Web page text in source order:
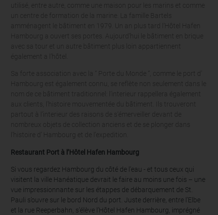
utilisé, entre autre, comme une maison pour les marins et comme
un centre de formation de la marine. La famille Bartels
amménagent le bâtiment en 1979. Un an plus tard l’Hôtel Hafen
Hambourg a ouvert ses portes. Aujourd’hui le bâtiment en brique
avec sa tour et un autre bâtiment plus loin appartiennent
également a l’hôtel.
Sa forte association avec la “ Porte du Monde “, comme le port d’
Hambourg est également connu, se reflète non seulement dans le
nom de ce bâtiment traditionnel: l’interieur rappellera également
aux clients, l’histoire mouvementée du bâtiment. Ils trouveront
partout à l’interieur des raisons de s’émerveiller devant de
nombreux objets de collection anciens et de se plonger dans
l’histoire d’ Hambourg et de l’expedition.
Restaurant Port à l’Hôtel Hafen Hambourg
Si vous regardez Hambourg du côté de l’eau - et tous ceux qui
visitent la ville Hanéatique devrait le faire au moins une fois – une
vue impressionnante sur les étappes de débarquement de St.
Pauli s’ouvre sur le bord Nord du port. Juste derrière, entre l’Elbe
et la rue Reeperbahn, s’élève l’Hôtel Hafen Hambourg, imprégné